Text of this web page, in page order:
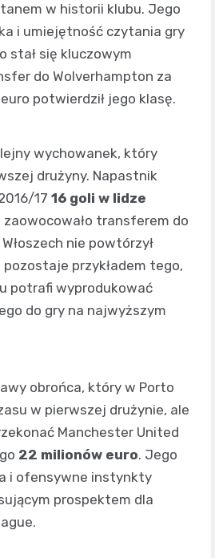
w historii klubu. Jego
i umiejętność czytania gry
stał się kluczowym
do Wolverhampton za
potwierdził jego klasę.
wychowanek, który
drużyny. Napastnik
17 16 goli w lidze
zaowocowało transferem do
nie powtórzył
przykładem tego,
potrafi wyprodukować
do gry na najwyższym
obrońca, który w Porto
w pierwszej drużynie, ale
Manchester United
22 milionów euro. Jego
i ofensywne instynkty
prospektem dla